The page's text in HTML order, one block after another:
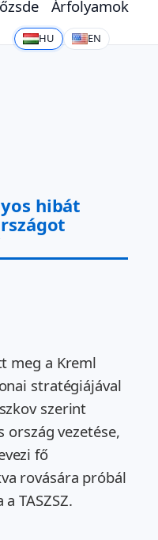
Árfolyamok
HU EN
hibát
meg a Kreml
stratégiájával
szerint
ország vezetése,
fő
rovására próbál
TASZSZ.